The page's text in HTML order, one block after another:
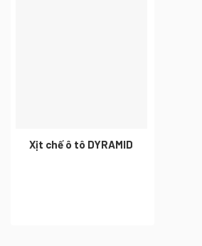
Xịt chế ô tô DYRAMID